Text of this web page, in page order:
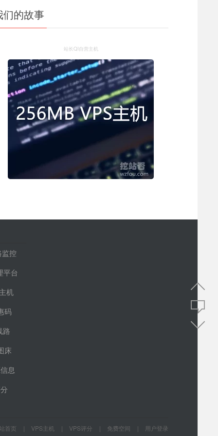
们的故事
站长QI自营主机
控
平台
机
码
路
床
息
首页 VPS主机 VPS评分 免费空间 用户登录